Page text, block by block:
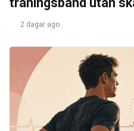
2 dagar ago